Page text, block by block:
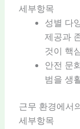
세부항목
성별 다
제공과
것이 핵
안전 문
범을 생
근무 환경에서
세부항목